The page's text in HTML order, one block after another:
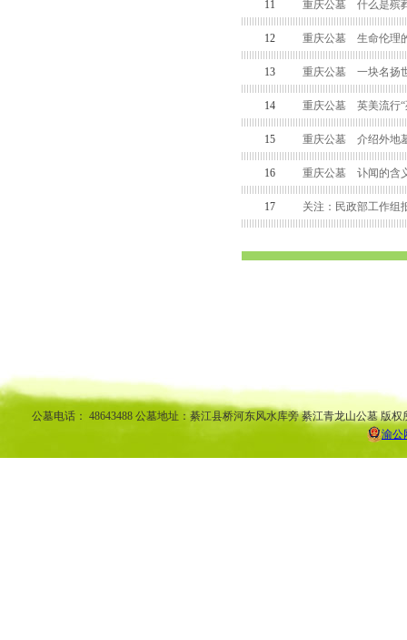
11 重庆公墓 什么是殡
12 重庆公墓 生命伦理
13 重庆公墓 一块名扬
14 重庆公墓 英美流行“
15 重庆公墓 介绍外地
16 重庆公墓 讣闻的含
17 关注：民政部工作组
公墓电话： 48643488 公墓地址：綦江县桥河东风水库旁 綦江青龙山公墓 版
渝公